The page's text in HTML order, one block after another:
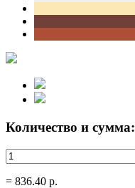
Количество и сумма:
= 836.40 р.